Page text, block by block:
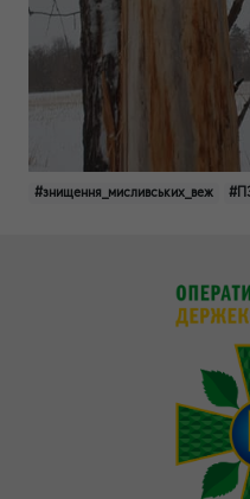
#знищення_мисливських_веж